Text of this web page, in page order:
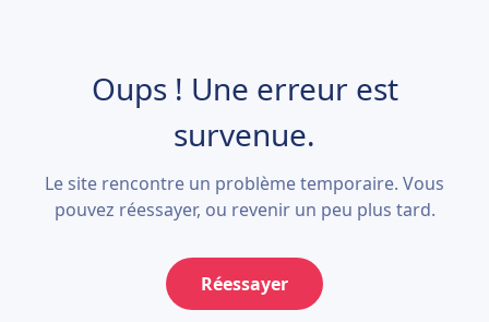
Oups ! Une erreur est
survenue.
Le site rencontre un problème temporaire. Vous
pouvez réessayer, ou revenir un peu plus tard.
Réessayer